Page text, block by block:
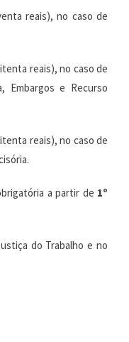
reais), no caso de
reais), no caso de
Embargos e Recurso
reais), no caso de
a partir de 1º
do Trabalho e no